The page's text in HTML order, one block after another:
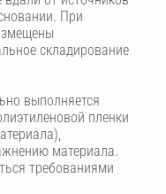
При
складирование
выполняется
пленки
материала.
требованиями